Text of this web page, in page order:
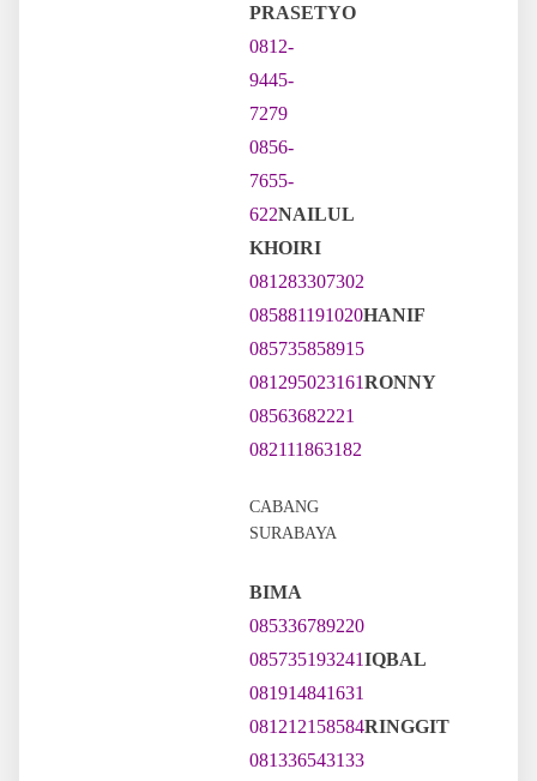
PRASETYO
0812-
9445-
7279
0856-
7655-
622NAILUL
KHOIRI
081283307302
085881191020HANIF
085735858915
081295023161RONNY
08563682221
082111863182
CABANG
SURABAYA
BIMA
085336789220
085735193241IQBAL
081914841631
081212158584RINGGIT
081336543133